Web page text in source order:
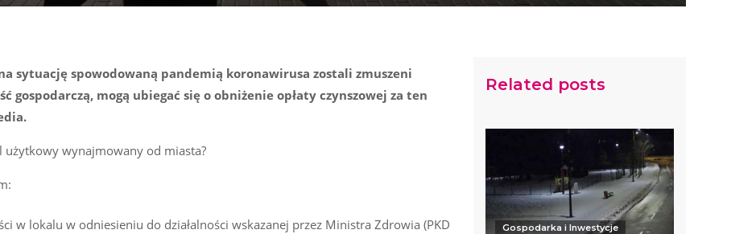
sytuację spowodowaną pandemią koronawirusa zostali zmuszeni
gospodarczą, mogą ubiegać się o obniżenie opłaty czynszowej za ten
użytkowy wynajmowany od miasta?
w lokalu w odniesieniu do działalności wskazanej przez Ministra Zdrowia (PKD
Related posts
Gospodarka i Inwestycje